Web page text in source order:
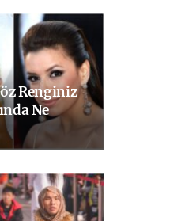
Renginiz
Ne